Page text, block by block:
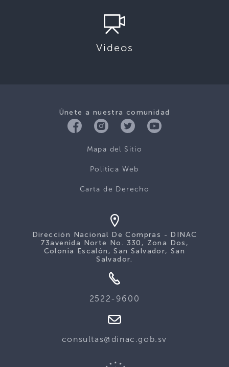
Videos
Únete a nuestra comunidad
Mapa del Sitio
Politica Web
Carta de Derecho
Dirección Nacional De Compras - DINAC
73avenida Norte No. 330, Zona Dos,
Colonia Escalón, San Salvador, San
Salvador.
2522-9600
consultas@dinac.gob.sv